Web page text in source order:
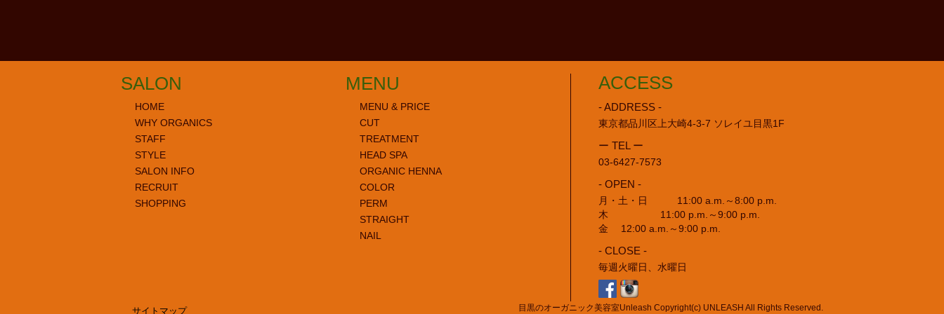
SALON
HOME
WHY ORGANICS
STAFF
STYLE
SALON INFO
RECRUIT
SHOPPING
MENU
MENU & PRICE
CUT
TREATMENT
HEAD SPA
ORGANIC HENNA
COLOR
PERM
STRAIGHT
NAIL
ACCESS
- ADDRESS -
東京都品川区上大崎4-3-7 ソレイユ目黒1F
ー TEL ー
03-6427-7573
- OPEN -
月・土・日 11:00 a.m.～8:00 p.m.
木 11:00 p.m.～9:00 p.m.
金 12:00 a.m.～9:00 p.m.
- CLOSE -
毎週火曜日、水曜日
サイトマップ 目黒のオーガニック美容室Unleash Copyright(c) UNLEASH All Rights Reserved.